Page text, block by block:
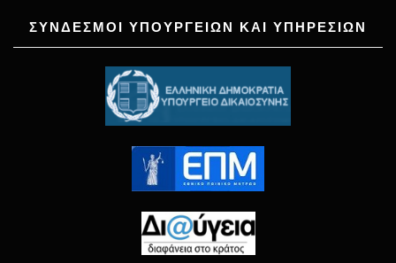
ΣΥΝΔΕΣΜΟΙ ΥΠΟΥΡΓΕΙΩΝ ΚΑΙ ΥΠΗΡΕΣΙΩΝ